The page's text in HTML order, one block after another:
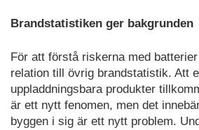
Brandstatistiken ger bakgrunden
För att förstå riskerna med
relation till övrig brandstatistik. Att
uppladdningsbara produkter
är ett nytt fenomen, men det
byggen i sig är ett nytt problem.